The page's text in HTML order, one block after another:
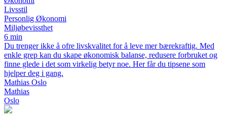
Livsstil
Personlig Økonomi
Miljøbevissthet
6 min
Du trenger ikke å ofre livskvalitet for å leve mer bærekraftig. Med
enkle grep kan du skape økonomisk balanse, redusere forbruket og
finne glede i det som virkelig betyr noe. Her får du tipsene som
hjelper deg i gang.
Mathias Oslo
Mathias
Oslo